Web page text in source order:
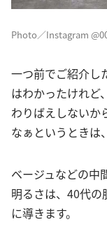
Photo／Instagram
一つ前でご紹介し
はわかったけれど
わりばえしないか
なぁというときは
ベージュなどの中
明るさは、40代の
に導きます。